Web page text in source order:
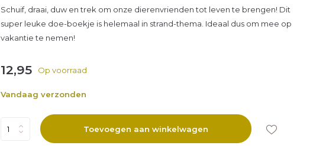
Schuif, draai, duw en trek om onze dierenvrienden tot leven te brengen! Dit
super leuke doe-boekje is helemaal in strand-thema. Ideaal dus om mee op
vakantie te nemen!
12,95 Op voorraad
Vandaag verzonden
Toevoegen aan winkelwagen